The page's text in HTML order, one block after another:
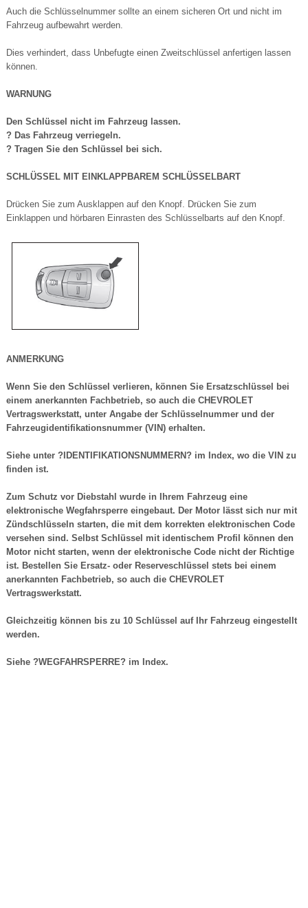
Auch die Schlüsselnummer sollte an einem sicheren Ort und nicht im
Fahrzeug aufbewahrt werden.
Dies verhindert, dass Unbefugte einen Zweitschlüssel anfertigen lassen
können.
WARNUNG
Den Schlüssel nicht im Fahrzeug lassen.
? Das Fahrzeug verriegeln.
? Tragen Sie den Schlüssel bei sich.
SCHLÜSSEL MIT EINKLAPPBAREM SCHLÜSSELBART
Drücken Sie zum Ausklappen auf den Knopf. Drücken Sie zum
Einklappen und hörbaren Einrasten des Schlüsselbarts auf den Knopf.
ANMERKUNG
Wenn Sie den Schlüssel verlieren, können Sie Ersatzschlüssel bei
einem anerkannten Fachbetrieb, so auch die CHEVROLET
Vertragswerkstatt, unter Angabe der Schlüsselnummer und der
Fahrzeugidentifikationsnummer (VIN) erhalten.
Siehe unter ?IDENTIFIKATIONSNUMMERN? im Index, wo die VIN zu
finden ist.
Zum Schutz vor Diebstahl wurde in Ihrem Fahrzeug eine
elektronische Wegfahrsperre eingebaut. Der Motor lässt sich nur mit
Zündschlüsseln starten, die mit dem korrekten elektronischen Code
versehen sind. Selbst Schlüssel mit identischem Profil können den
Motor nicht starten, wenn der elektronische Code nicht der Richtige
ist. Bestellen Sie Ersatz- oder Reserveschlüssel stets bei einem
anerkannten Fachbetrieb, so auch die CHEVROLET
Vertragswerkstatt.
Gleichzeitig können bis zu 10 Schlüssel auf Ihr Fahrzeug eingestellt
werden.
Siehe ?WEGFAHRSPERRE? im Index.